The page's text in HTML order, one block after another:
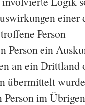
einer
Person
Person ein
an ein Drittland
übermittelt
im